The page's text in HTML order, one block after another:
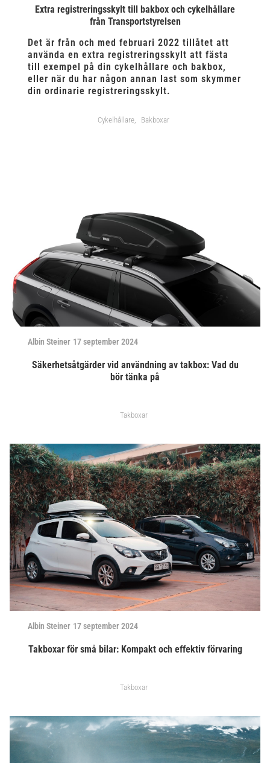
Extra registreringsskylt till bakbox och cykelhållare
från Transportstyrelsen
Det är från och med februari 2022 tillåtet att
använda en extra registreringsskylt att fästa
till exempel på din cykelhållare och bakbox,
eller när du har någon annan last som skymmer
din ordinarie registreringsskylt.
Cykelhållare Bakboxar
Albin Steiner 17 september 2024
Säkerhetsåtgärder vid användning av takbox: Vad du
bör tänka på
Takboxar
Albin Steiner 17 september 2024
Takboxar för små bilar: Kompakt och effektiv förvaring
Takboxar